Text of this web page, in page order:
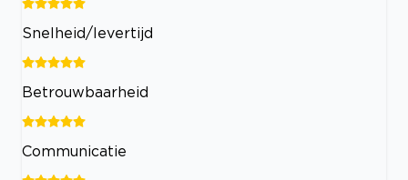
Snelheid/levertijd
Betrouwbaarheid
Communicatie